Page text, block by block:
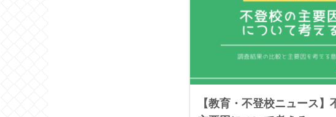
【教育・不登校ニュース】